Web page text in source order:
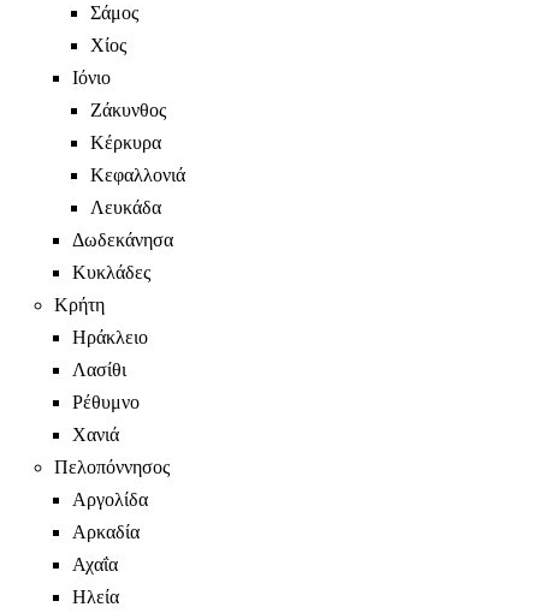
Σάμος
Χίος
Ιόνιο
Ζάκυνθος
Κέρκυρα
Κεφαλλονιά
Λευκάδα
Δωδεκάνησα
Κυκλάδες
Κρήτη
Ηράκλειο
Λασίθι
Ρέθυμνο
Χανιά
Πελοπόννησος
Αργολίδα
Αρκαδία
Αχαΐα
Ηλεία